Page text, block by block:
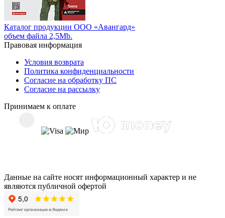
Каталог продукции ООО «Авангард»
объем файла 2,5Mb.
Правовая информация
Условия возврата
Политика конфиденциальности
Согласие на обработку ПС
Согласие на рассылку
Принимаем к оплате
Данные на сайте носят информационный характер и не
являются публичной офертой